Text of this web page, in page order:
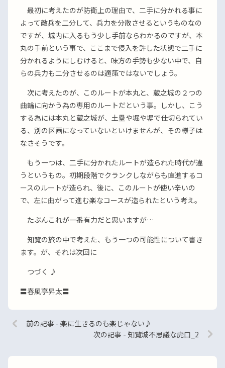
最初に考えたのが防衛上の理由で、二手に分かれる事に
よって敵兵を二分して、兵力を分散させるというものなの
ですが、城内に入るもう少し手前ならわかるのですが、本
丸の手前という事で、ここまで侵入を許した状態で二手に
分かれるようにしむけると、味方の手勢も少ない中で、自
らの兵力も二分させるのは適策ではないでしょう。
次に考えたのが、このルートが本丸と、蔵之城の２つの
曲輪に向かう為の専用のルートだという事。しかし、こう
する為には本丸と蔵之城が、土塁や堀や塀で仕切られてい
る、別の区画になっていないといけませんが、その様子は
なさそうです。
もう一つは、二手に分かれたルートが造られた時代が違
うというもの。初期段階でクランクしながらも直進するコ
ースのルートが造られ、後に、このルートが使い辛いの
で、左に曲がって進む楽なコースが造られたという考え。
たぶんこれが一番有力だと思いますが…
知覧の旅の中で考えた、もう一つの可能性について書き
ます。が、それは次回に
つづく ♪
〓春風亭昇太〓
前の記事 - 楽に生きるのも楽じゃない♪
次の記事 - 知覧城不思議な虎口_2